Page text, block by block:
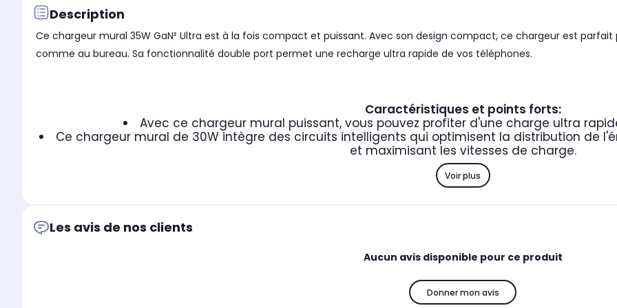
Description
Ce chargeur mural 35W GaN² Ultra est à la fois compact et puissant. Avec son design compact, ce chargeur est
comme au bureau. Sa fonctionnalité double port permet une recharge ultra rapide de vos téléphones.
Caractéristiques et points forts:
Avec ce chargeur mural puissant, vous pouvez profiter d'une charge ultra
Ce chargeur mural de 30W intègre des circuits intelligents qui optimisent la distribution de
et maximisant les vitesses de charge.
Voir plus
Les avis de nos clients
Aucun avis disponible pour ce produit
Donner mon avis